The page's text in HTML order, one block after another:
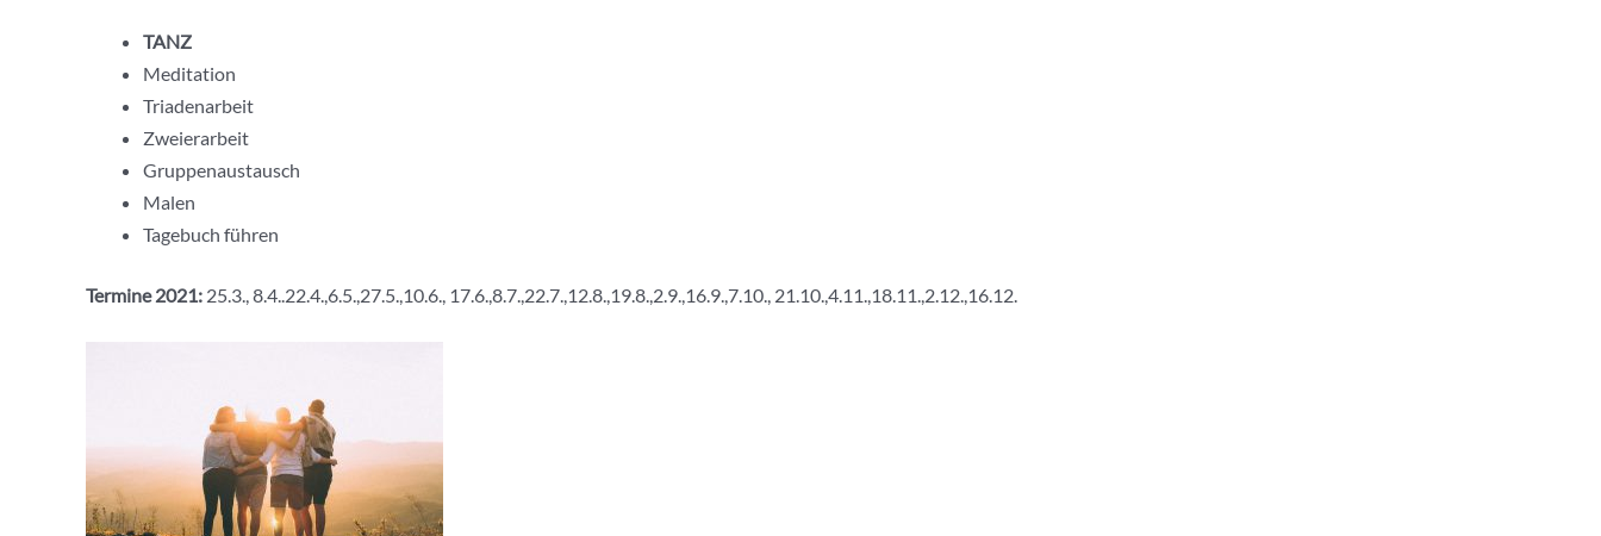
TANZ
Meditation
Triadenarbeit
Zweierarbeit
Gruppenaustausch
Malen
Tagebuch führen
Termine 2021: 25.3., 8.4..22.4.,6.5.,27.5.,10.6., 17.6.,8.7.,22.7.,12.8.,19.8.,2.9.,16.9.,7.10., 21.10.,4.11.,18.11.,2.12.,16.12.